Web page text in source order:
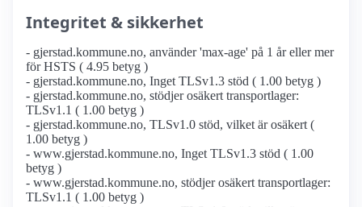
Integritet & sikkerhet
- gjerstad.kommune.no, använder 'max-age' på 1 år eller mer
för HSTS ( 4.95 betyg )
- gjerstad.kommune.no, Inget TLSv1.3 stöd ( 1.00 betyg )
- gjerstad.kommune.no, stödjer osäkert transportlager:
TLSv1.1 ( 1.00 betyg )
- gjerstad.kommune.no, TLSv1.0 stöd, vilket är osäkert (
1.00 betyg )
- www.gjerstad.kommune.no, Inget TLSv1.3 stöd ( 1.00
betyg )
- www.gjerstad.kommune.no, stödjer osäkert transportlager:
TLSv1.1 ( 1.00 betyg )